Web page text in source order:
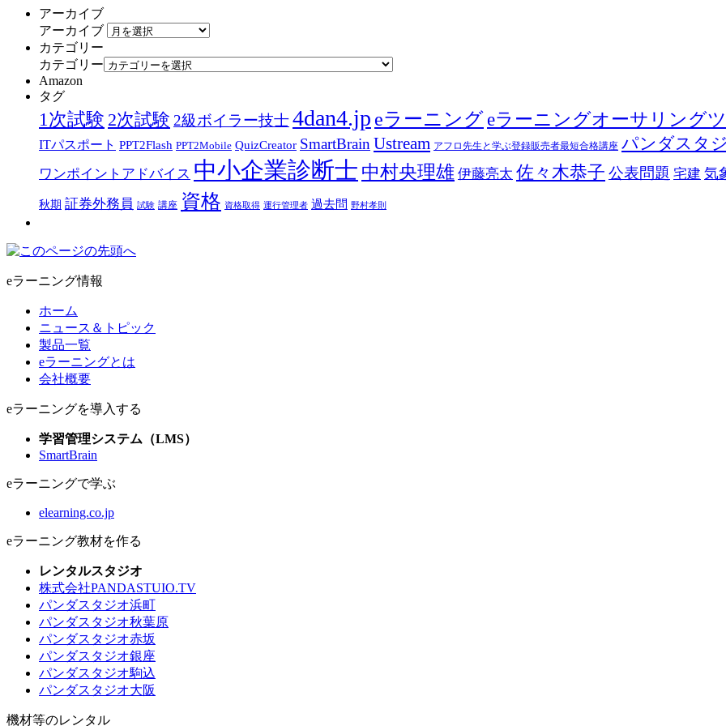
アーカイブ
アーカイブ
カテゴリー
カテゴリー
Amazon
タグ
1次試験 2次試験 2級ボイラー技士4dan4.jp eラーニング eラーニングオーサリング
ITパスポート PPT2Flash PPT2Mobile QuizCreator SmartBrain Ustream アフロ先生と学ぶ登録販売者最短合格講座 パンダスタ
ワンポイントアドバイス 中小企業診断士 中村央理雄 伊藤亮太 佐々木恭子 公表問題 宅建 気
秋期 証券外務員 試験 講座 資格 資格取得 運行管理者 過去問 野村孝則
eラーニング情報
ホーム
ニュース＆トピック
製品一覧
eラーニングとは
会社概要
eラーニングを導入する
学習管理システム（LMS）
SmartBrain
eラーニングで学ぶ
elearning.co.jp
eラーニング教材を作る
レンタルスタジオ
株式会社PANDASTUIO.TV
パンダスタジオ浜町
パンダスタジオ秋葉原
パンダスタジオ赤坂
パンダスタジオ銀座
パンダスタジオ駒込
パンダスタジオ大阪
機材等のレンタル